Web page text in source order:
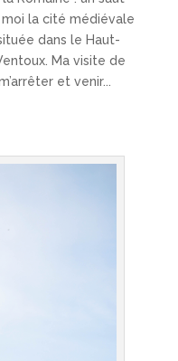
moi la cité médiévale
dans le Haut-
Ma visite de
et venir...